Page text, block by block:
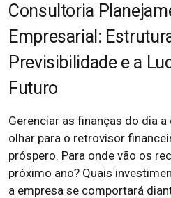
Consultoria
Empresarial:
Previsibilidade e a
Futuro
Gerenciar as finanças do dia a
olhar para o retrovisor
próspero. Para onde vão os
próximo ano? Quais
a empresa se comportará